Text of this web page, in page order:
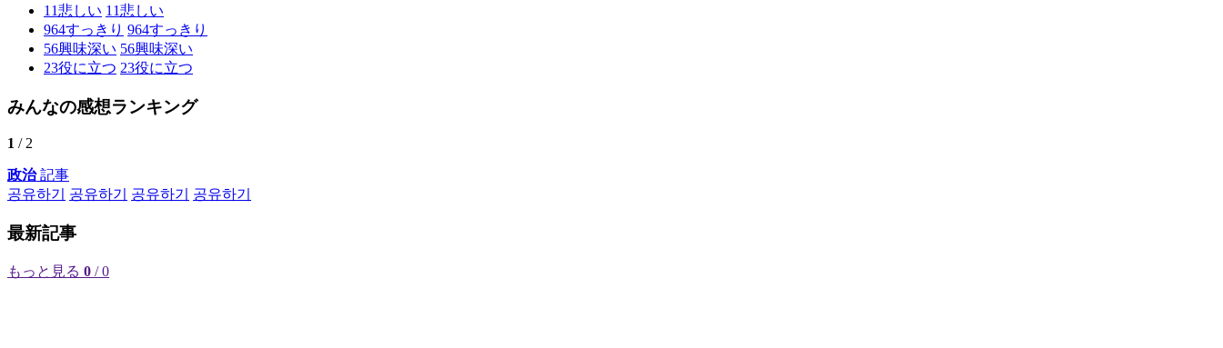
11悲しい 11悲しい
964すっきり 964すっきり
56興味深い 56興味深い
23役に立つ 23役に立つ
みんなの感想ランキング
1 / 2
政治記事
공유하기
공유하기 공유하기 공유하기
最新記事
もっと見る 0 / 0